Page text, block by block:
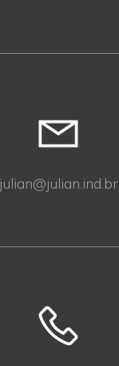
julian@julian.ind.br